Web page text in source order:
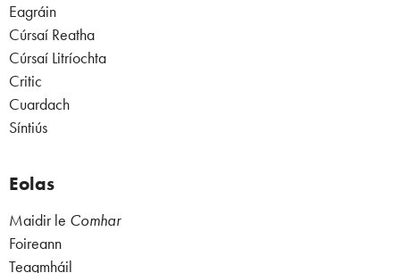
Eagráin
Cúrsaí Reatha
Cúrsaí Litríochta
Critic
Cuardach
Síntiús
Eolas
Maidir le Comhar
Foireann
Teagmháil